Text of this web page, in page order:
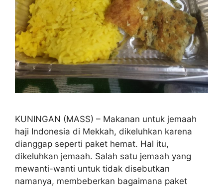
KUNINGAN (MASS) – Makanan untuk jemaah
haji Indonesia di Mekkah, dikeluhkan karena
dianggap seperti paket hemat. Hal itu,
dikeluhkan jemaah. Salah satu jemaah yang
mewanti-wanti untuk tidak disebutkan
namanya, membeberkan bagaimana paket